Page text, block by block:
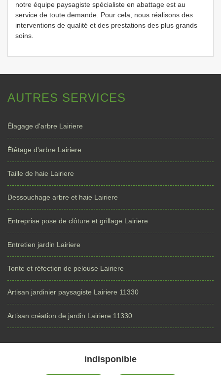
notre équipe paysagiste spécialiste en abattage est au
service de toute demande. Pour cela, nous réalisons des
interventions de qualité et des prestations des plus grands
soins.
AUTRES SERVICES
Élagage d'arbre Lairiere
Étêtage d'arbre Lairiere
Taille de haie Lairiere
Dessouchage arbre et haie Lairiere
Entreprise pose de clôture et grillage Lairiere
Entretien jardin Lairiere
Tonte et réfection de pelouse Lairiere
Artisan jardinier paysagiste Lairiere 11330
Artisan création de jardin Lairiere 11330
indisponible